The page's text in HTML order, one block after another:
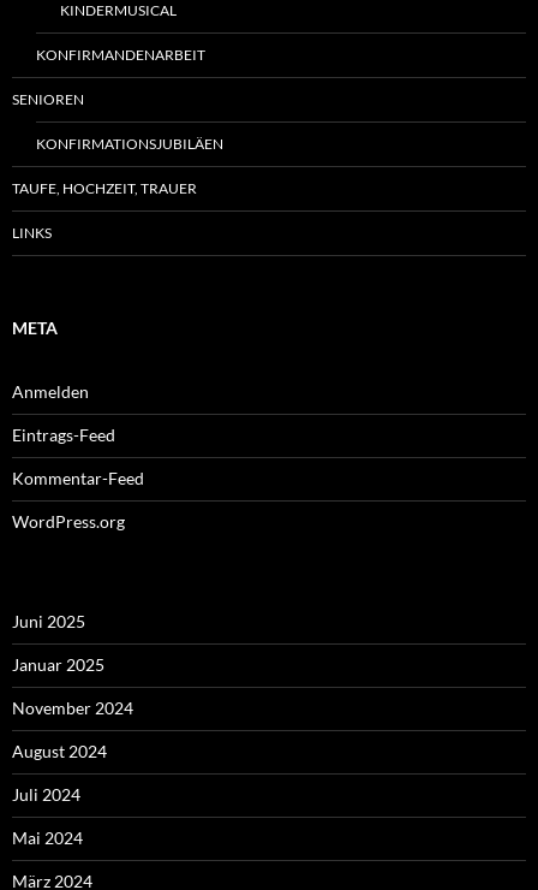
KINDERMUSICAL
KONFIRMANDENARBEIT
SENIOREN
KONFIRMATIONSJUBILÄEN
TAUFE, HOCHZEIT, TRAUER
LINKS
META
Anmelden
Eintrags-Feed
Kommentar-Feed
WordPress.org
Juni 2025
Januar 2025
November 2024
August 2024
Juli 2024
Mai 2024
März 2024